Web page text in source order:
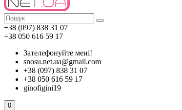
+38 (097) 838 31 07
+38 050 616 59 17
Зателефонуйте мені!
snosu.net.ua@gmail.com
+38 (097) 838 31 07
+38 050 616 59 17
ginofigini19
0